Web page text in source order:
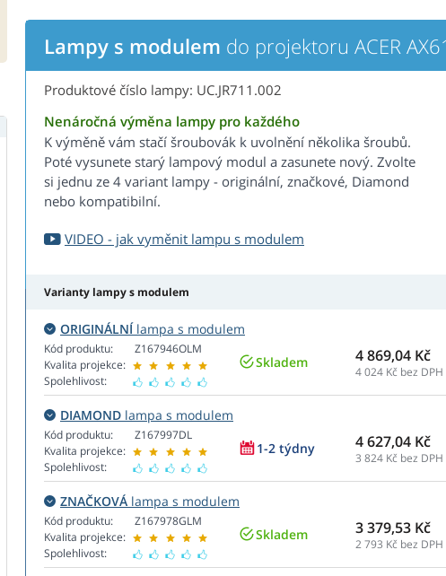
Lampy s modulem do projektoru ACER
Produktové číslo lampy: UC.JR711.002
Nenáročná výměna lampy pro každého
K výměně vám stačí šroubovák k uvolnění několika šroubů.
Poté vysunete starý lampový modul a zasunete nový. Zvolte
si jednu ze 4 variant lampy - originální, značkové, Diamond
nebo kompatibilní.
VIDEO - jak vyměnit lampu s modulem
Varianty lampy s modulem
ORIGINÁLNÍlampa s modulem
Kód produktu:
Kvalita projekce:
Spolehlivost:
Z167946OLM
Skladem 4 869,04 Kč
4 024 Kč bez DPH
DIAMOND lampa s modulem
Kód produktu:
Kvalita projekce:
Spolehlivost:
Z167997DL
1-2 týdny 4 627,04 Kč
3 824 Kč bez DPH
ZNAČKOVÁ lampa s modulem
Kód produktu:
Kvalita projekce:
Spolehlivost:
Z167978GLM
Skladem 3 379,53 Kč
2 793 Kč bez DPH